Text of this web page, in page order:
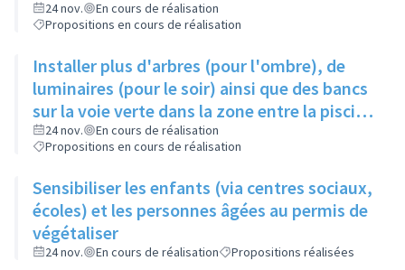
24 nov.
En cours de réalisation
Propositions en cours de réalisation
Installer plus d'arbres (pour l'ombre), de
luminaires (pour le soir) ainsi que des bancs
sur la voie verte dans la zone entre la piscine
et la rue de l'Industrie
24 nov.
En cours de réalisation
Propositions en cours de réalisation
Sensibiliser les enfants (via centres sociaux,
écoles) et les personnes âgées au permis de
végétaliser
24 nov. En cours de réalisation Propositions réalisées